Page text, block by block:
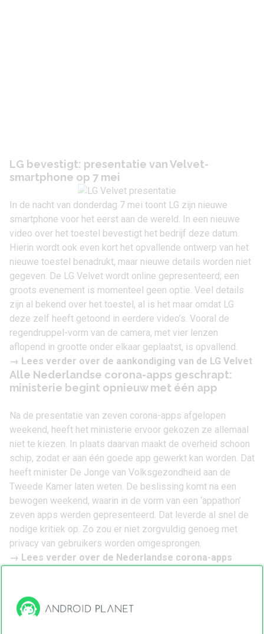
LG bevestigt: presentatie van Velvet-
smartphone op 7 mei
In de nacht van donderdag 7 mei toont LG zijn nieuwe
smartphone voor het eerst aan de wereld. In een nieuwe
video over het toestel bevestigt het bedrijf deze datum.
Hierin wordt ook even kort het opvallende ontwerp van het
nieuwe toestel benadrukt, maar nieuwe details worden niet
gegeven. De LG Velvet wordt online gepresenteerd; een
groots evenement is momenteel geen optie. Veel details
zijn al bekend over het toestel, al is het maar omdat LG
deze zelf heeft getoond in eerdere video’s. Vooral de
regendruppel-vorm van de camera, met vier lenzen
aflopend in grootte onder elkaar geplaatst, is opvallend.
→ Lees verder over de aankondiging van de LG Velvet
Alle Nederlandse corona-apps geschrapt:
ministerie begint opnieuw met één app
Na de presentatie van zeven corona-apps afgelopen
weekend, heeft het ministerie ervoor gekozen ze allemaal
niet te kiezen. In plaats daarvan maakt de overheid schoon
schip, zodat er aan één goede app gewerkt kan worden. Dat
heeft minister De Jonge van Volksgezondheid aan de
Tweede Kamer laten weten. De beslissing komt na een
bewogen weekend, waarin in de vorm van een ‘appathon’
zeven apps werden gepresenteerd. Dat leverde al snel de
nodige kritiek op. Zo zou er niet zorgvuldig genoeg met
privacy van gebruikers worden omgesprongen.
→ Lees verder over de Nederlandse corona-apps
DeOnePlus 8 Prowordt inmiddels bij de eerste gebruikers